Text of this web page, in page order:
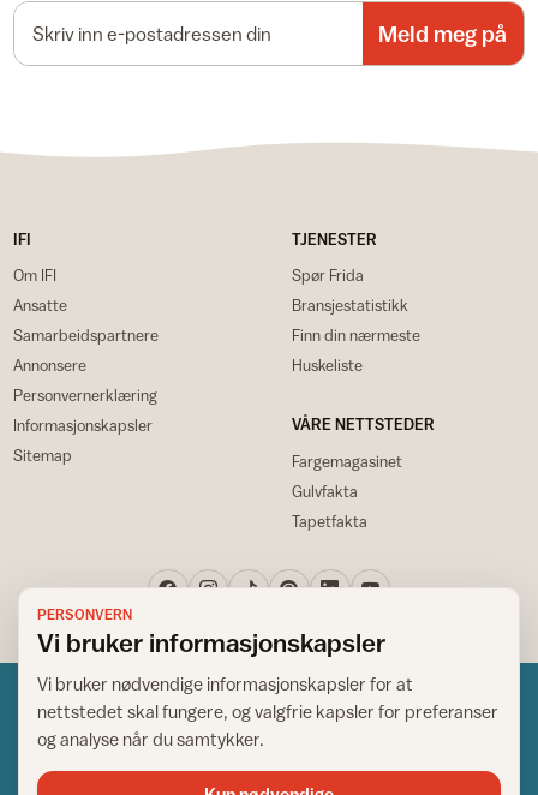
Meld meg på
IFI
Om IFI
Ansatte
Samarbeidspartnere
Annonsere
Personvernerklæring
Informasjonskapsler
Sitemap
TJENESTER
Spør Frida
Bransjestatistikk
Finn din nærmeste
Huskeliste
VÅRE NETTSTEDER
Fargemagasinet
Gulvfakta
Tapetfakta
PERSONVERN
Vi bruker informasjonskapsler
Vi bruker nødvendige informasjonskapsler for at
nettstedet skal fungere, og valgfrie kapsler for preferanser
og analyse når du samtykker.